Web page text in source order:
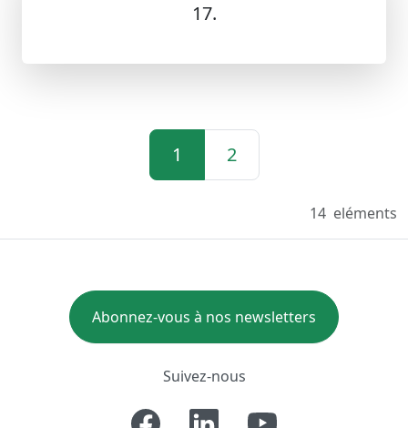
17.
1 2
14 eléments
Abonnez-vous à nos newsletters
Suivez-nous